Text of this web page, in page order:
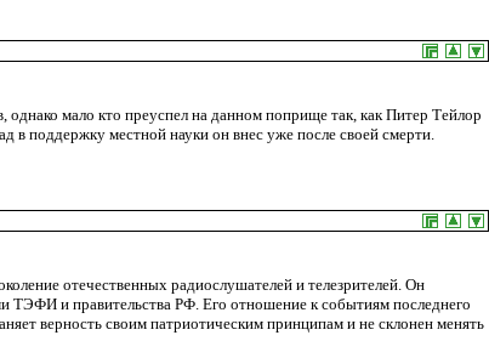
мало кто преуспел на данном поприще так, как Питер Тейлор
поддержку местной науки он внес уже после своей смерти.
отечественных радиослушателей и телезрителей. Он
ТЭФИ и правительства РФ. Его отношение к событиям последнего
верность своим патриотическим принципам и не склонен менять